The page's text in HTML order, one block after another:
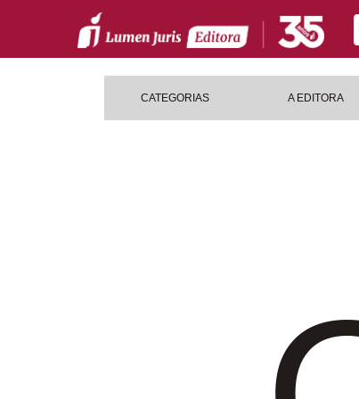
CATEGORIAS A EDITORA